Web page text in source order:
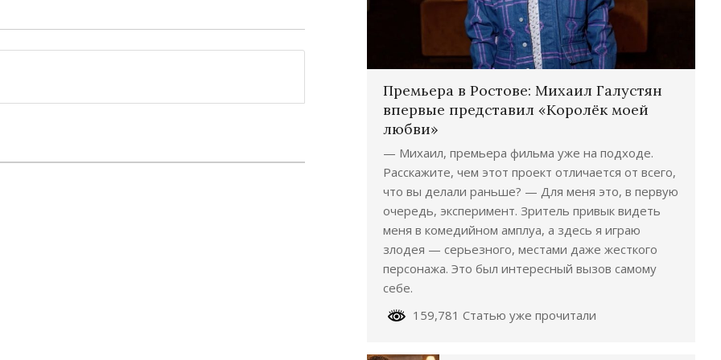
Премьера в Ростове: Михаил Галустян
впервые представил «Королёк моей
любви»
— Михаил, премьера фильма уже на подходе.
Расскажите, чем этот проект отличается от всего,
что вы делали раньше? — Для меня это, в первую
очередь, эксперимент. Зритель привык видеть
меня в комедийном амплуа, а здесь я играю
злодея — серьезного, местами даже жесткого
персонажа. Это был интересный вызов самому
себе.
159,781 Статью уже прочитали